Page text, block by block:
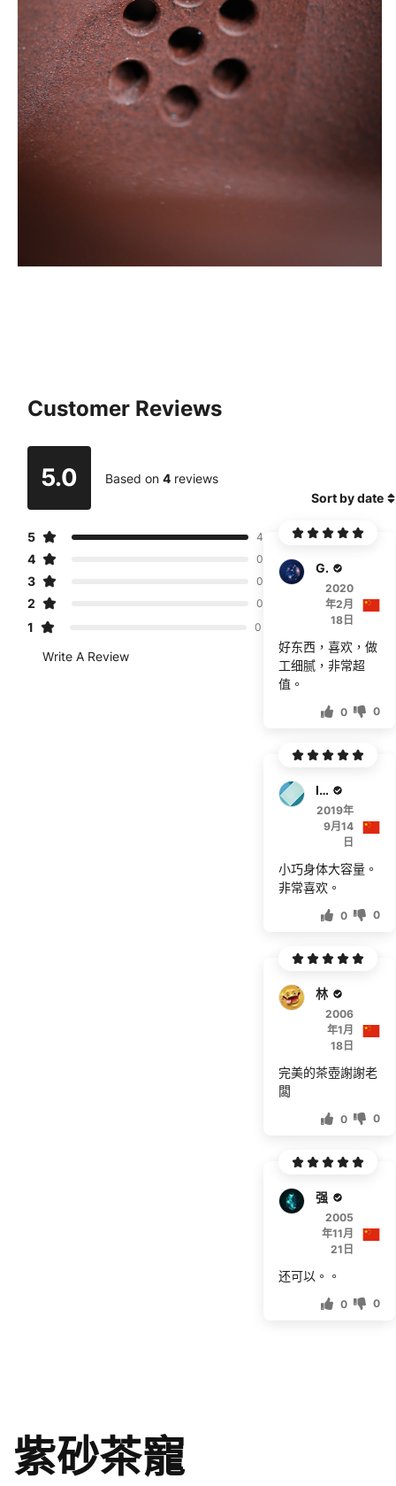
Customer Reviews
5.0 Based on 4 reviews
5 4
4 0
3 0
2 0
1 0
Write A Review
Sort by date
Gunshi
2020
年2月
18日
好东西，喜欢，做
工细腻，非常超
值。
0 0
leez
2019年
9月14
日
小巧身体大容量。
非常喜欢。
0 0
林心如海
2006
年1月
18日
完美的茶壺謝謝老
闆
0 0
强势hi人
2005
年11月
21日
还可以。。
0 0
紫砂茶寵